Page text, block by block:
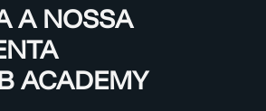
A NOSSA
ACADEMY